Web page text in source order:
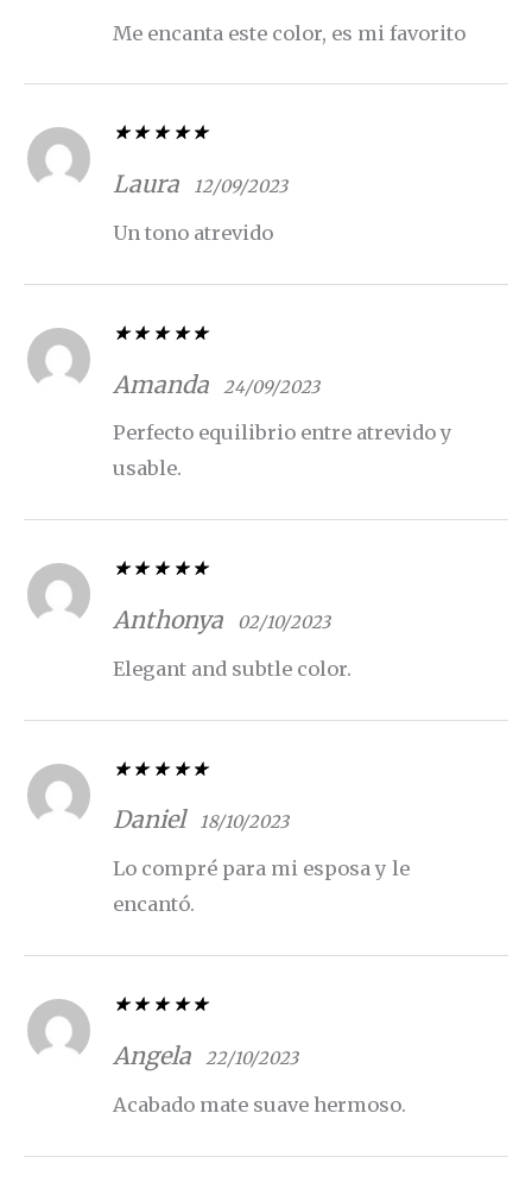
Me encanta este color, es mi favorito
5de 5
Laura 12/09/2023
Un tono atrevido
5de 5
Amanda 24/09/2023
Perfecto equilibrio entre atrevido y
usable.
5de 5
Anthonya 02/10/2023
Elegant and subtle color.
5de 5
Daniel 18/10/2023
Lo compré para mi esposa y le
encantó.
5de 5
Angela 22/10/2023
Acabado mate suave hermoso.